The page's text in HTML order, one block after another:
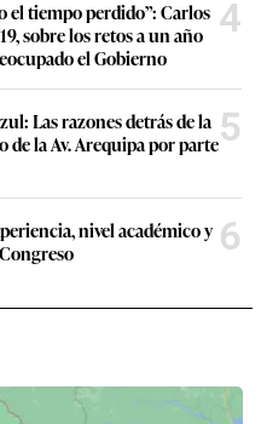
Las razones detrás de la
la Av. Arequipa por parte 5
nivel académico y 6